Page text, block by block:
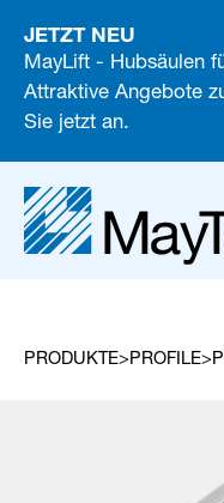
JETZT NEU
MayLift - Hubsäulen
Attraktive Angebote
Sie jetzt an.
PRODUKTE PROFILE